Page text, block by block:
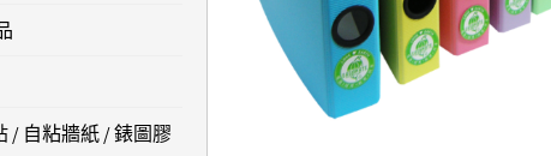
/ 自粘牆紙 / 錶圖膠